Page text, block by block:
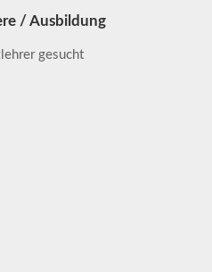
/ Ausbildung
gesucht